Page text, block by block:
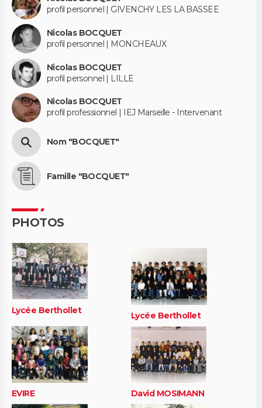
profil personnel | GIVENCHY LES LA BASSEE
Nicolas BOCQUET
profil personnel | MONCHEAUX
Nicolas BOCQUET
profil personnel | LILLE
Nicolas BOCQUET
profil professionnel | IEJ Marseille - Intervenant
Nom "BOCQUET"
Famille "BOCQUET"
PHOTOS
Lycée Berthollet Lycée Berthollet
EVIRE David MOSIMANN